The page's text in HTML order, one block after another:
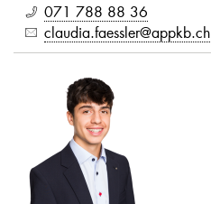
071 788 88 36
claudia.faessler@appkb.ch